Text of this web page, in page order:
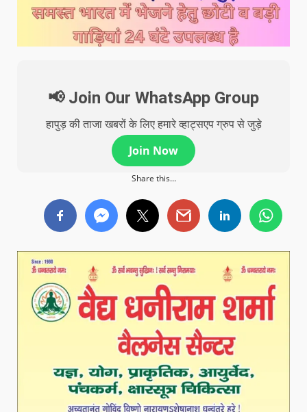
📢 Join Our WhatsApp Group
हापुड़ की ताजा खबरों के लिए हमारे व्हाट्सएप ग्रुप से जुड़े
Join Now
Share this...